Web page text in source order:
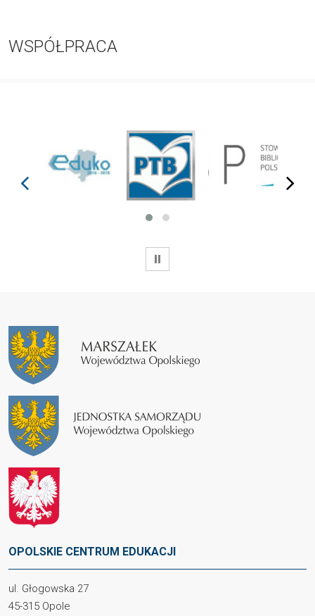
WSPÓŁPRACA
prev next
WSTRZYMAJ
OPOLSKIE CENTRUM EDUKACJI
ul. Głogowska 27
45-315 Opole